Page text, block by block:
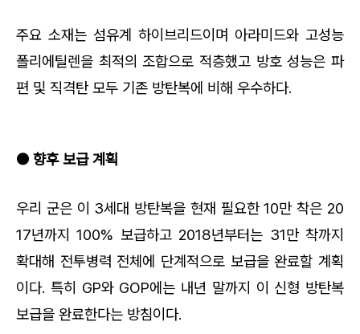
주요 소재는 섬유계 하이브리드이며 아라미드와 고성능
폴리에틸렌을 최적의 조합으로 적층했고 방호 성능은 파
편 및 직격탄 모두 기존 방탄복에 비해 우수하다.
● 향후 보급 계획
우리 군은 이 3세대 방탄복을 현재 필요한 10만 착은 20
17년까지 100% 보급하고 2018년부터는 31만 착까지
확대해 전투병력 전체에 단계적으로 보급을 완료할 계획
이다. 특히 GP와 GOP에는 내년 말까지 이 신형 방탄복
보급을 완료한다는 방침이다.